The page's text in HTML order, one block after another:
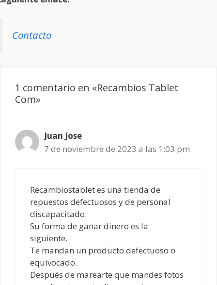
Contacto
1 comentario en «Recambios Tablet
Com»
Juan Jose
7 de noviembre de 2023 a las 1:03 pm
Recambiostablet es una tienda de
repuestos defectuosos y de personal
discapacitado.
Su forma de ganar dinero es la
siguiente.
Te mandan un producto defectuoso o
equivocado.
Después de marearte que mandes fotos